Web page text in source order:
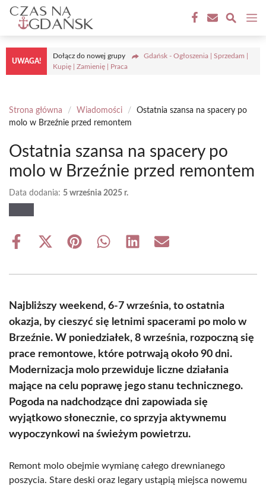
Przejdź
treści
UWAGA!
Dołącz do nowej grupy
Gdańsk - Ogłoszenia | Sprzedam |
Kupię | Zamienię | Praca
Strona główna / Wiadomości /
Ostatnia szansa na spacery po
molo w Brzeźnie przed remontem
Ostatnia szansa na spacery po
molo w Brzeźnie przed remontem
Data dodania: 5 września 2025 r.
Share
Share
(Twitter)
Share Share Share Share
Najbliższy weekend, 6-7 września, to ostatnia
okazja, by cieszyć się letnimi spacerami po molo w
Brzeźnie. W poniedziałek, 8 września, rozpoczną się
prace remontowe, które potrwają około 90 dni.
Modernizacja molo przewiduje liczne działania
mające na celu poprawę jego stanu technicznego.
Pogoda na nadchodzące dni zapowiada się
wyjątkowo słonecznie, co sprzyja aktywnemu
wypoczynkowi na świeżym powietrzu.
Remont molo obejmie wymianę całego drewnianego
poszycia. Stare deski oraz legary ustąpią miejsca nowemu